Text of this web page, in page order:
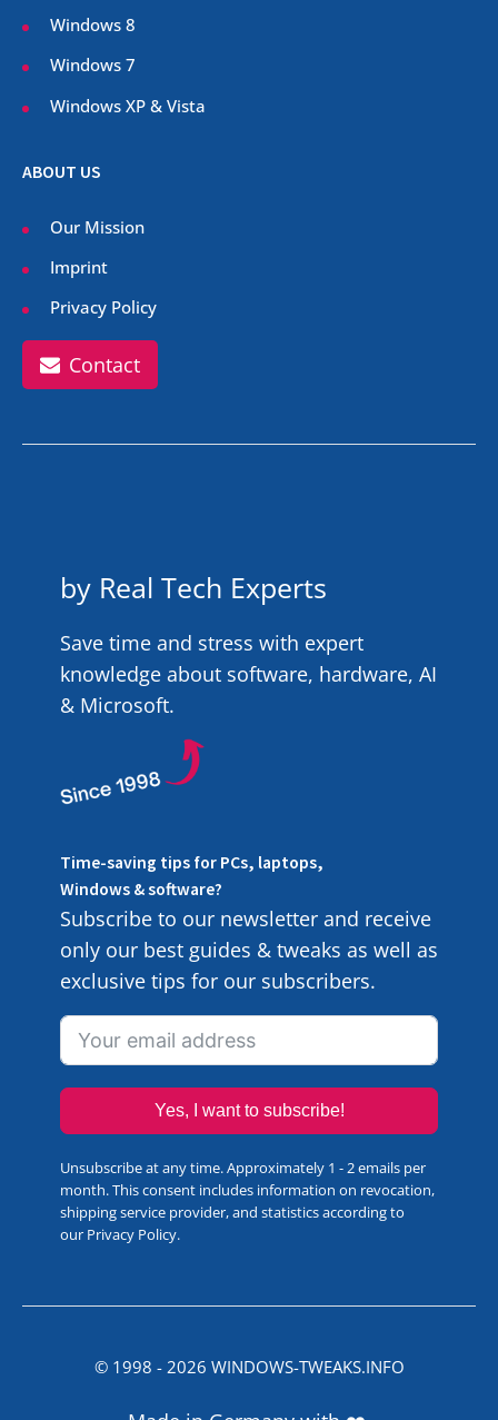
Windows 8
Windows 7
Windows XP & Vista
ABOUT US
Our Mission
Imprint
Privacy Policy
Contact
by Real Tech Experts
Save time and stress with expert
knowledge about software, hardware, AI
& Microsoft.
Time-saving tips for PCs, laptops,
Windows & software?
Subscribe to our newsletter and receive
only our best guides & tweaks as well as
exclusive tips for our subscribers.
Yes, I want to subscribe!
Unsubscribe at any time. Approximately 1 - 2 emails per
month. This consent includes information on revocation,
shipping service provider, and statistics according to
our Privacy Policy.
© 1998 - 2026 WINDOWS-TWEAKS.INFO